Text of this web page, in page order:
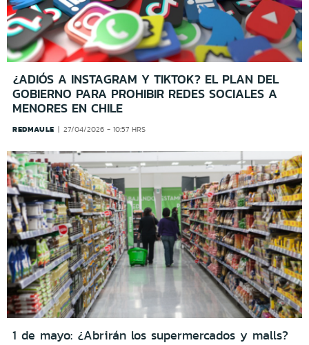
¿ADIÓS A INSTAGRAM Y TIKTOK? EL PLAN DEL
GOBIERNO PARA PROHIBIR REDES SOCIALES A
MENORES EN CHILE
REDMAULE 27/04/2026 - 10:57 HRS
1 de mayo: ¿Abrirán los supermercados y malls?